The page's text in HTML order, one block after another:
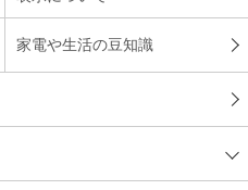
家電や生活の豆知識